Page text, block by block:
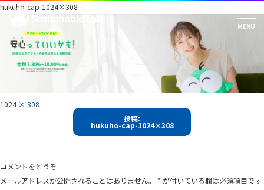
hukuho-cap-1024×308
フ
ル
1024 × 308
ゲ
ー
投稿:
hukuho-cap-1024×308
コメントをどうぞ
メールアドレスが公開されることはありません。
* が付いている欄は必須項目です